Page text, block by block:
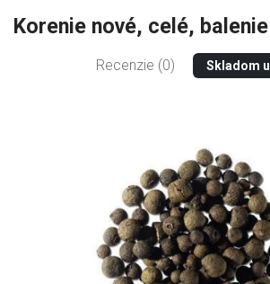
Korenie nové, celé,
Recenzie (0) Skladom